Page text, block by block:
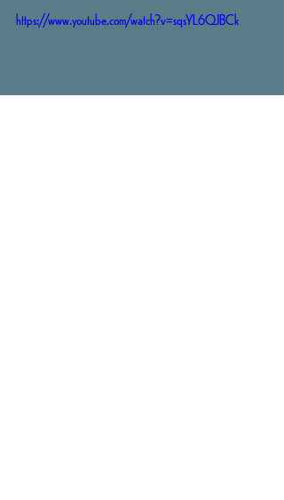
https://www.youtube.com/watch?v=sqsYL6QJBCk